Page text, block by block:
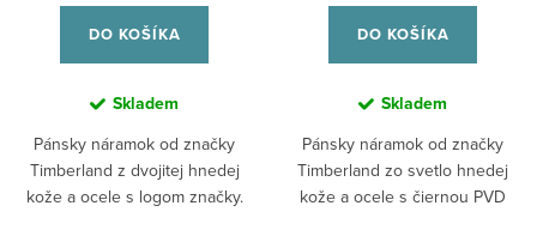
DO KOŠÍKA
Skladem
Pánsky náramok od značky
Timberland z dvojitej hnedej
kože a ocele s logom značky.
DO KOŠÍKA
Skladem
Pánsky náramok od značky
Timberland zo svetlo hnedej
kože a ocele s čiernou PVD